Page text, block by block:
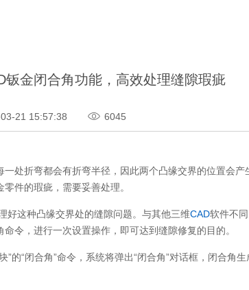
钣金闭合角功能，高效处理缝隙瑕疵
21 15:57:38 6045
一处折弯都会有折弯半径，因此两个凸缘交界的位置会
件的瑕疵，需要妥善处理。
好这种凸缘交界处的缝隙问题。与其他三维CAD软件不
令，进行一次设置操作，即可达到缝隙修复的目的。
”的“闭合角”命令，系统将弹出“闭合角”对话框，闭合